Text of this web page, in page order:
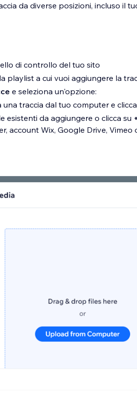
da diverse posizioni, incluso il
di controllo del tuo sito
playlist a cui vuoi aggiungere la
e seleziona un'opzione:
una traccia dal tuo computer e
esistenti da aggiungere o clicca su +
account Wix, Google Drive, Vimeo